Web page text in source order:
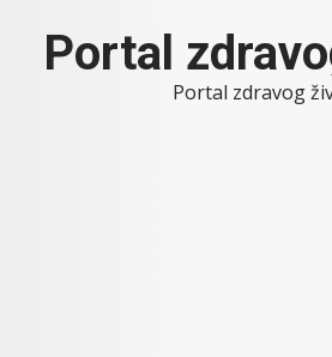
contentPortal
Portal zdravog